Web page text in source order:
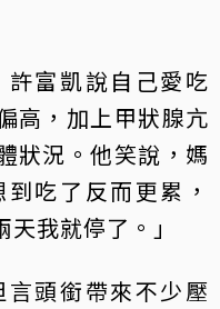
富凱說自己愛吃
高，加上甲狀腺亢
狀況。他笑說，媽
吃了反而更累，
我就停了。」
頭銜帶來不少壓